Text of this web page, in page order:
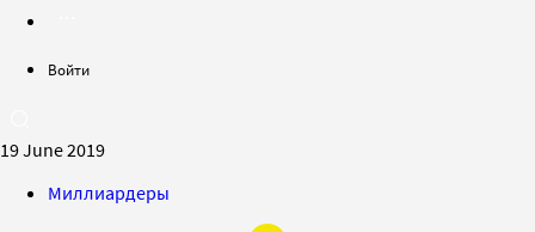
Войти
19 June 2019
Миллиардеры